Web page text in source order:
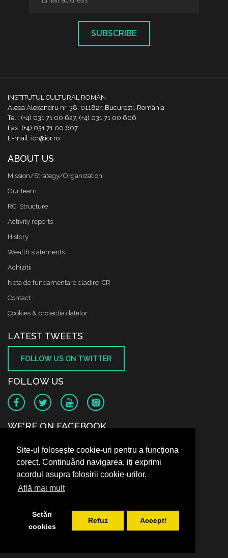
Site-ul folosește cookie-uri pentru a funcționa
corect. Continuând navigarea, iți exprimi
acordul asupra folosirii cookie-urilor.
Află mai mult
Setări
cookies
Refuz Accept!
SUBSCRIBE
INSTITUTUL CULTURAL ROMÂN
Aleea Alexandru nr. 38, 011824 București, România
Tel.: (+4) 031 71 00 627, (+4) 031 71 00 606
Fax: (+4) 031 71 00 607
E-mail: icr@icr.ro
ABOUT US
Mission/Strategy/Organization
Our team
RCI Structure
Activity reports
History
Wealth statements
Achizitii
Nota de fundamentare cladire ICR
Contact
Cookies & protectia datelor
LATEST TWEETS
FOLLOW US ON TWITTER
FOLLOW US
WE'RE ON FACEBOOK